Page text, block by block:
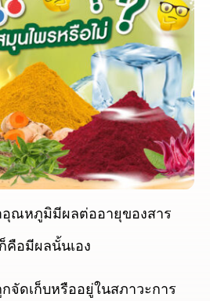
ณหภูมิมีผลต่ออายุของสาร
คือมีผลนั้นเอง
จัดเก็บหรืออยู่ในสภาวะการ